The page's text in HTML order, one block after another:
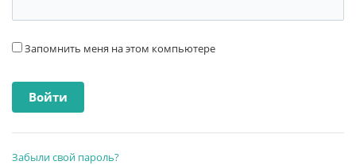
Запомнить меня на этом компьютере
Забыли свой пароль?